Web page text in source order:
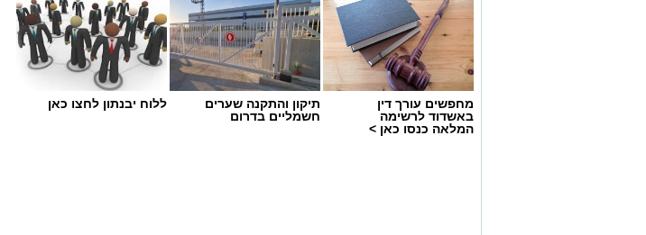
מחפשים עורך דין
באשדוד לרשימה
המלאה כנסו כאן >
תיקון והתקנה שערים
חשמליים בדרום
ללוח יבנתון לחצו כאן